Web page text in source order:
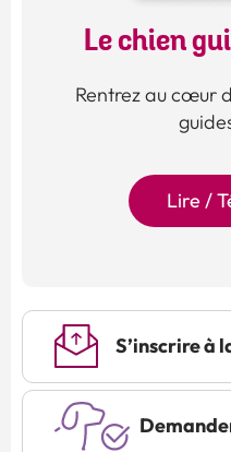
Le chien
Rentrez au cœur
Lire /
S’inscrire à